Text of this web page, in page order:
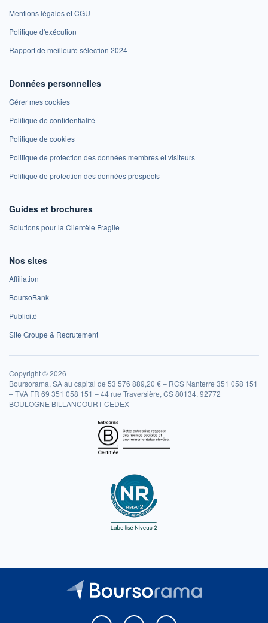
Mentions légales et CGU
Politique d'exécution
Rapport de meilleure sélection 2024
Données personnelles
Gérer mes cookies
Politique de confidentialité
Politique de cookies
Politique de protection des données membres et visiteurs
Politique de protection des données prospects
Guides et brochures
Solutions pour la Clientèle Fragile
Nos sites
Affiliation
BoursoBank
Publicité
Site Groupe & Recrutement
Copyright © 2026
Boursorama, SA au capital de 53 576 889,20 € – RCS Nanterre 351 058 151
– TVA FR 69 351 058 151 – 44 rue Traversière, CS 80134, 92772
BOULOGNE BILLANCOURT CEDEX